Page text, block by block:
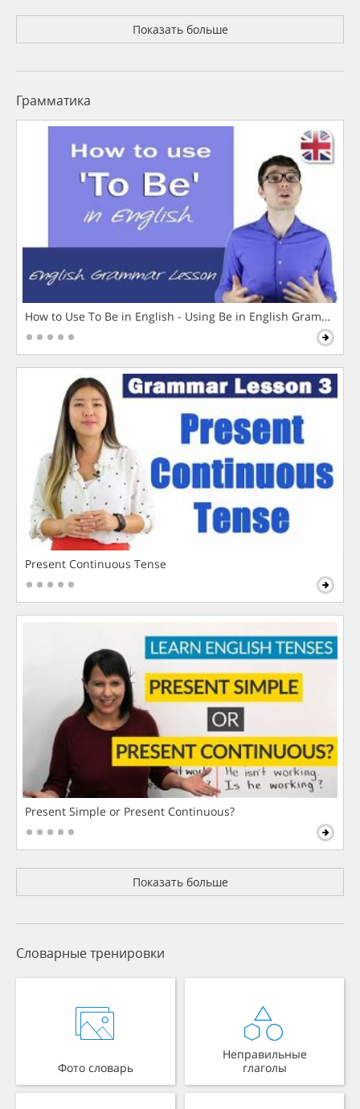
Показать больше
Грамматика
How to Use To Be in English - Using Be in English Grammar
Present Continuous Tense
Present Simple or Present Continuous?
Показать больше
Словарные тренировки
Фото словарь
Неправильные
глаголы